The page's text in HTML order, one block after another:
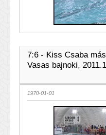
7:6 - Kiss Csaba
Vasas bajnoki,
1970-01-01